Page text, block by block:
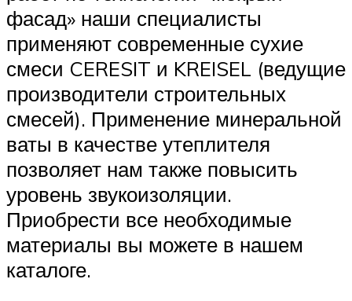
фасад» наши специалисты
применяют современные сухие
смеси CERESIT и KREISEL (ведущие
производители строительных
смесей). Применение минеральной
ваты в качестве утеплителя
позволяет нам также повысить
уровень звукоизоляции.
Приобрести все необходимые
материалы вы можете в нашем
каталоге.